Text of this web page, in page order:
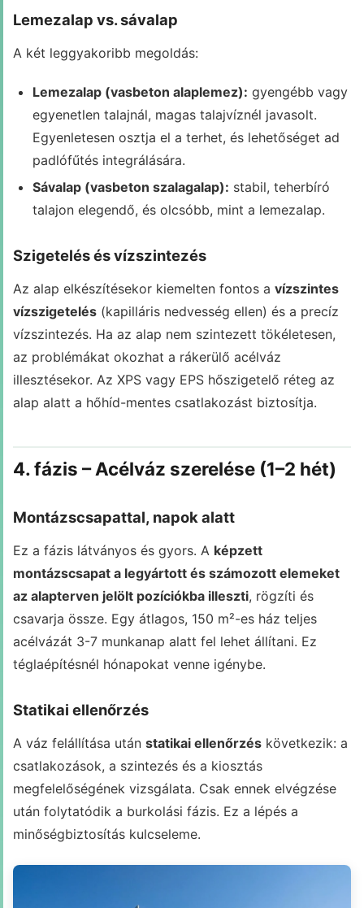
Lemezalap vs. sávalap
A két leggyakoribb megoldás:
Lemezalap (vasbeton alaplemez): gyengébb vagy
egyenetlen talajnál, magas talajvíznél javasolt.
Egyenletesen osztja el a terhet, és lehetőséget ad
padlófűtés integrálására.
Sávalap (vasbeton szalagalap): stabil, teherbíró
talajon elegendő, és olcsóbb, mint a lemezalap.
Szigetelés és vízszintezés
Az alap elkészítésekor kiemelten fontos a vízszintes
vízszigetelés (kapilláris nedvesség ellen) és a precíz
vízszintezés. Ha az alap nem szintezett tökéletesen,
az problémákat okozhat a rákerülő acélváz
illesztésekor. Az XPS vagy EPS hőszigetelő réteg az
alap alatt a hőhíd-mentes csatlakozást biztosítja.
4. fázis – Acélváz szerelése (1–2 hét)
Montázscsapattal, napok alatt
Ez a fázis látványos és gyors. A képzett
montázscsapat a legyártott és számozott elemeket
az alapterven jelölt pozíciókba illeszti, rögzíti és
csavarja össze. Egy átlagos, 150 m²-es ház teljes
acélvázát 3-7 munkanap alatt fel lehet állítani. Ez
téglaépítésnél hónapokat venne igénybe.
Statikai ellenőrzés
A váz felállítása után statikai ellenőrzés következik: a
csatlakozások, a szintezés és a kiosztás
megfelelőségének vizsgálata. Csak ennek elvégzése
után folytatódik a burkolási fázis. Ez a lépés a
minőségbiztosítás kulcseleme.